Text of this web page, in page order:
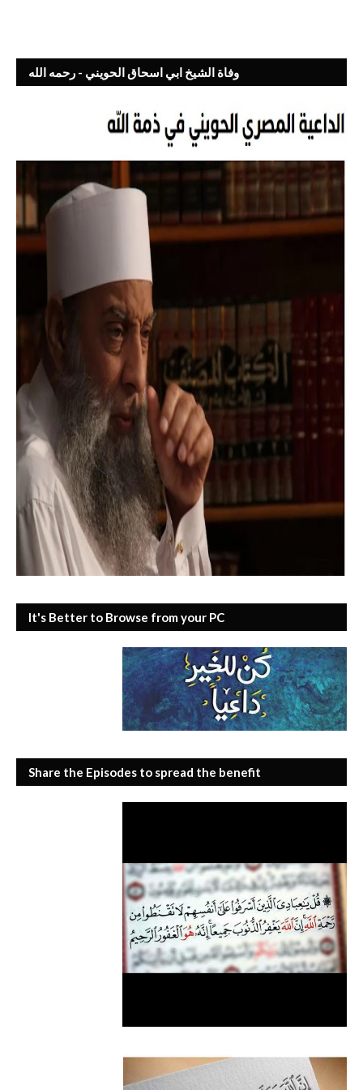
وفاة الشيخ ابي اسحاق الحويني - رحمه الله
It's Better to Browse from your PC
Share the Episodes to spread the benefit